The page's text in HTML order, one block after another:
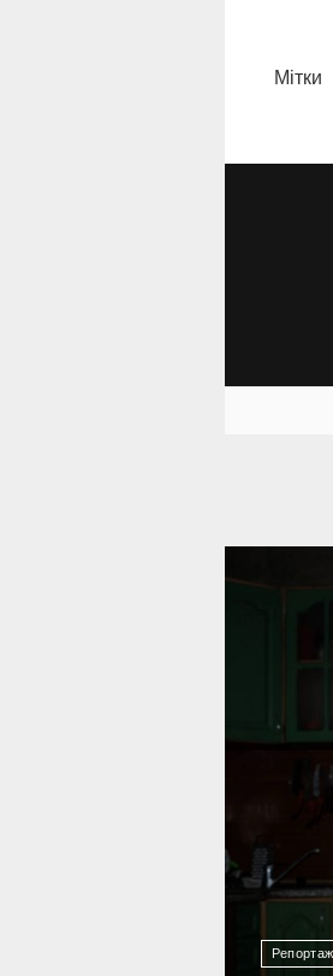
Мітки
Репортаж